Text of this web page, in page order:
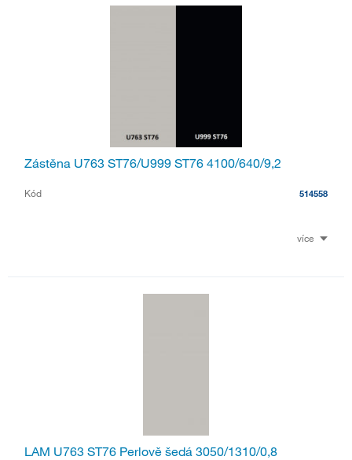
Zástěna U763 ST76/U999 ST76 4100/640/9,2
Kód 514558
více
LAM U763 ST76 Perlově šedá 3050/1310/0,8